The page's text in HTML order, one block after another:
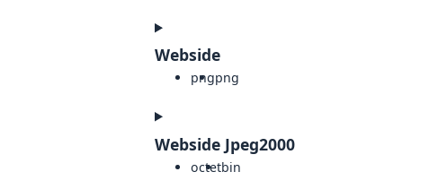
Webside
pngpng
Webside Jpeg2000
octetbin